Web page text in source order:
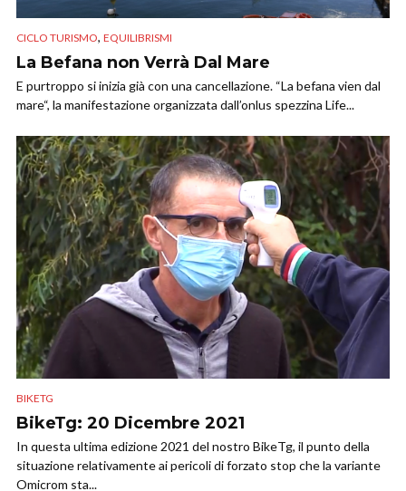
CICLO TURISMO, EQUILIBRISMI
La Befana non Verrà Dal Mare
E purtroppo si inizia già con una cancellazione. “La befana vien dal
mare“, la manifestazione organizzata dall’onlus spezzina Life...
BIKETG
BikeTg: 20 Dicembre 2021
In questa ultima edizione 2021 del nostro BikeTg, il punto della
situazione relativamente ai pericoli di forzato stop che la variante
Omicrom sta...